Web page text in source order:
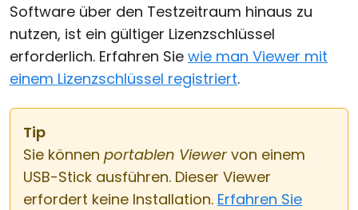
Software über den Testzeitraum hinaus zu
nutzen, ist ein gültiger Lizenzschlüssel
erforderlich. Erfahren Sie wie man Viewer mit
einem Lizenzschlüssel registriert.
Tip
Sie können portablen Viewer von einem
USB-Stick ausführen. Dieser Viewer
erfordert keine Installation. Erfahren Sie